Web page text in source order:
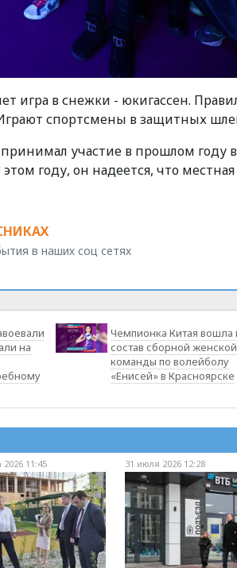
игра в снежки - юкигассен.
спортсмены в защитных
участие в прошлом году в
году, он надеется, что местная
в наших соц сетях
на
Чемпионка Китая вошла
состав сборной женской
команды по волейболу
«Енисей» в Красноярске
2026 11:45 31 июля 2026 12:28